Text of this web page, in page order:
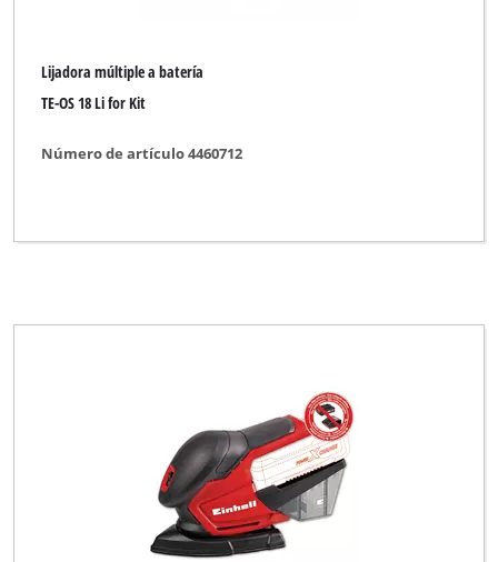
Lijadora múltiple a batería
TE-OS 18 Li for Kit
Número de artículo 4460712